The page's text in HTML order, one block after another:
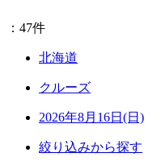
：47件
北海道
クルーズ
2026年8月16日(日)
絞り込みから探す